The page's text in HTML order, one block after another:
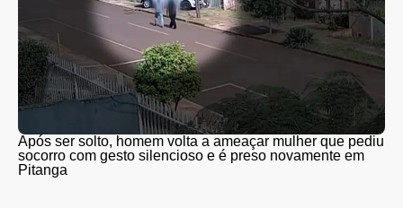
Após ser solto, homem volta a ameaçar mulher que pediu
socorro com gesto silencioso e é preso novamente em
Pitanga